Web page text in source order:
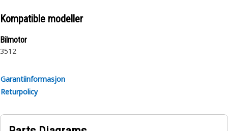
Kompatible modeller
Bilmotor
3512
Garantiinformasjon
Returpolicy